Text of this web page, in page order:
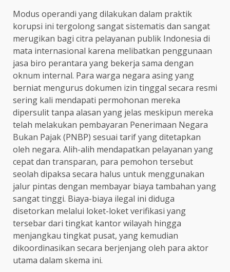
Modus operandi yang dilakukan dalam praktik
korupsi ini tergolong sangat sistematis dan sangat
merugikan bagi citra pelayanan publik Indonesia di
mata internasional karena melibatkan penggunaan
jasa biro perantara yang bekerja sama dengan
oknum internal. Para warga negara asing yang
berniat mengurus dokumen izin tinggal secara resmi
sering kali mendapati permohonan mereka
dipersulit tanpa alasan yang jelas meskipun mereka
telah melakukan pembayaran Penerimaan Negara
Bukan Pajak (PNBP) sesuai tarif yang ditetapkan
oleh negara. Alih-alih mendapatkan pelayanan yang
cepat dan transparan, para pemohon tersebut
seolah dipaksa secara halus untuk menggunakan
jalur pintas dengan membayar biaya tambahan yang
sangat tinggi. Biaya-biaya ilegal ini diduga
disetorkan melalui loket-loket verifikasi yang
tersebar dari tingkat kantor wilayah hingga
menjangkau tingkat pusat, yang kemudian
dikoordinasikan secara berjenjang oleh para aktor
utama dalam skema ini.